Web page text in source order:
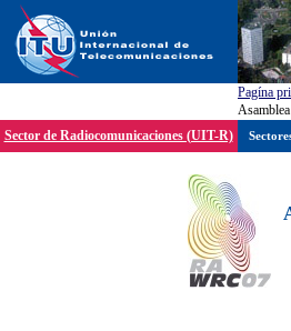
Pagína
Sector de Radiocomunicaciones (UIT-R)